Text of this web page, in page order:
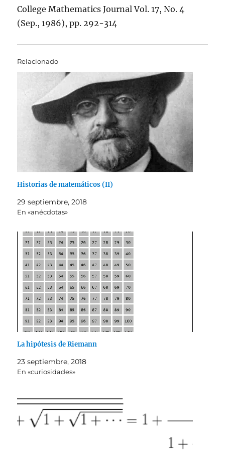
College Mathematics Journal Vol. 17, No. 4
(Sep., 1986), pp. 292-314
Relacionado
Historias de matemáticos (II)
29 septiembre, 2018
En «anécdotas»
La hipótesis de Riemann
23 septiembre, 2018
En «curiosidades»